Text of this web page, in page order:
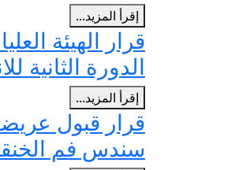
إقرأ المزيد...
الدورة الثانية
إقرأ المزيد...
قرار قبول
سندس فم